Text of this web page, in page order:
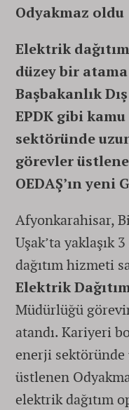
Odyakmaz oldu
Elektrik
düzey bir
Başbakanlık
EPDK gibi
sektöründe
görevler
OEDAŞ’ın yeni
Afyonkarahisar,
Uşak’ta yaklaşık
dağıtım hizmeti
Elektrik
Müdürlüğü
atandı. Kariyeri
enerji
üstlenen
elektrik dağıtım